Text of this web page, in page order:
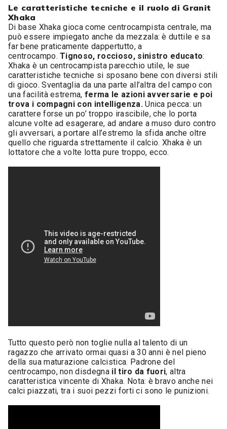
Le caratteristiche tecniche e il ruolo di Granit
Xhaka
Di base Xhaka gioca come centrocampista centrale, ma
può essere impiegato anche da mezzala: è duttile e sa
far bene praticamente dappertutto, a
centrocampo.Tignoso, roccioso, sinistro educato:
Xhaka è un centrocampista parecchio utile, le sue
caratteristiche tecniche si sposano bene con diversi stili
di gioco. Sventaglia da una parte all’altra del campo con
una facilità estrema,ferma le azioni avversarie e poi
trova i compagni con intelligenza.Unica pecca: un
carattere forse un po’ troppo irascibile, che lo porta
alcune volte ad esagerare, ad andare a muso duro contro
gli avversari, a portare all’estremo la sfida anche oltre
quello che riguarda strettamente il calcio. Xhaka è un
lottatore che a volte lotta pure troppo, ecco.
Tutto questo però non toglie nulla al talento di un
ragazzo che arrivato ormai quasi a 30 anni è nel pieno
della sua maturazione calcistica. Padrone del
centrocampo, non disdegna il tiro da fuori, altra
caratteristica vincente di Xhaka. Nota: è bravo anche nei
calci piazzati, tra i suoi pezzi forti ci sono le punizioni.